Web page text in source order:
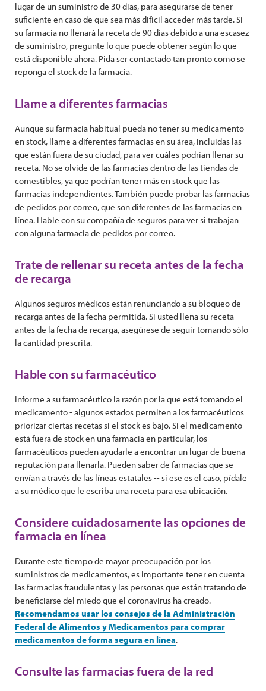
lugar de un suministro de 30 días, para asegurarse de tener
suficiente en caso de que sea más difícil acceder más tarde. Si
su farmacia no llenará la receta de 90 días debido a una escasez
de suministro, pregunte lo que puede obtener según lo que
está disponible ahora. Pida ser contactado tan pronto como se
reponga el stock de la farmacia.
Llame a diferentes farmacias
Aunque su farmacia habitual pueda no tener su medicamento
en stock, llame a diferentes farmacias en su área, incluidas las
que están fuera de su ciudad, para ver cuáles podrían llenar su
receta. No se olvide de las farmacias dentro de las tiendas de
comestibles, ya que podrían tener más en stock que las
farmacias independientes. También puede probar las farmacias
de pedidos por correo, que son diferentes de las farmacias en
línea. Hable con su compañía de seguros para ver si trabajan
con alguna farmacia de pedidos por correo.
Trate de rellenar su receta antes de la fecha
de recarga
Algunos seguros médicos están renunciando a su bloqueo de
recarga antes de la fecha permitida. Si usted llena su receta
antes de la fecha de recarga, asegúrese de seguir tomando sólo
la cantidad prescrita.
Hable con su farmacéutico
Informe a su farmacéutico la razón por la que está tomando el
medicamento - algunos estados permiten a los farmacéuticos
priorizar ciertas recetas si el stock es bajo. Si el medicamento
está fuera de stock en una farmacia en particular, los
farmacéuticos pueden ayudarle a encontrar un lugar de buena
reputación para llenarla. Pueden saber de farmacias que se
envían a través de las líneas estatales -- si ese es el caso, pídale
a su médico que le escriba una receta para esa ubicación.
Considere cuidadosamente las opciones de
farmacia en línea
Durante este tiempo de mayor preocupación por los
suministros de medicamentos, es importante tener en cuenta
las farmacias fraudulentas y las personas que están tratando de
beneficiarse del miedo que el coronavirus ha creado.
Recomendamos usar los consejos de la Administración
Federal de Alimentos y Medicamentos para comprar
medicamentos de forma segura en línea.
Consulte las farmacias fuera de la red